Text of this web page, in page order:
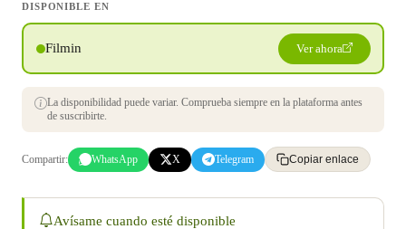
DISPONIBLE EN
Filmin Ver ahora
La disponibilidad puede variar. Comprueba siempre en la plataforma antes
de suscribirte.
Compartir: WhatsApp X Telegram Copiar enlace
Avísame cuando esté disponible